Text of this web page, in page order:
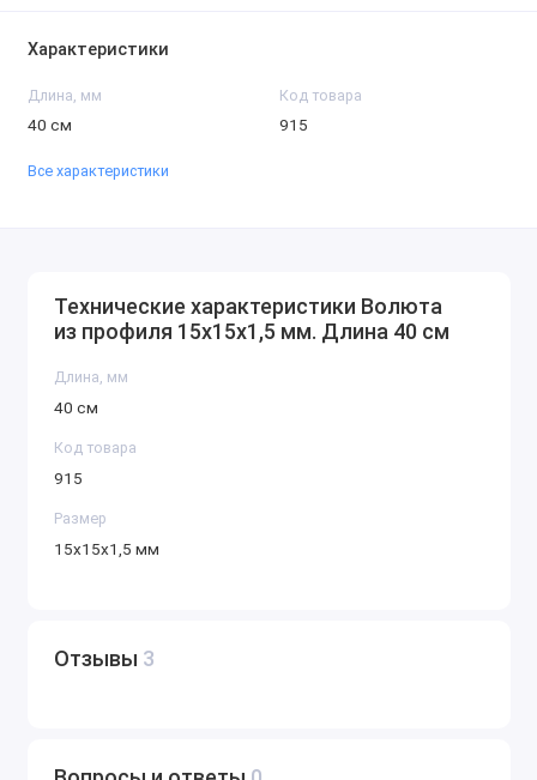
Характеристики
Длина, мм
40 см
Код товара
915
Все характеристики
Технические характеристики Волюта
из профиля 15x15x1,5 мм. Длина 40 см
Длина, мм
40 см
Код товара
915
Размер
15x15x1,5 мм
Отзывы 3